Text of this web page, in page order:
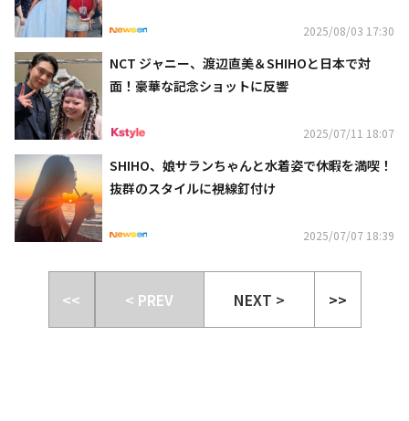
2025/08/03 17:30
NCT ジャニー、渡辺直美＆SHIHOと日本で対
面！豪華な記念ショットに反響
2025/07/11 18:07
SHIHO、娘サランちゃんと水着姿で休暇を満喫！
抜群のスタイルに視線釘付け
2025/07/07 18:39
<< < PREV NEXT > >>